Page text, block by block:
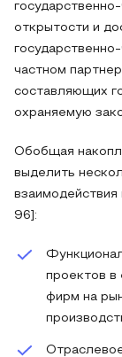
открытости и
частном
составляющих
охраняемую
Обобщая
выделить
взаимодействия
96]:
проектов в
фирм на